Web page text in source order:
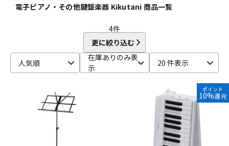
パーカッション
電子ピアノ・その他鍵盤楽器 Kikutani 商品一覧
4件
更に絞り込む
人気順
在庫ありのみ表
示
20 件表示
ポイント
10%還元